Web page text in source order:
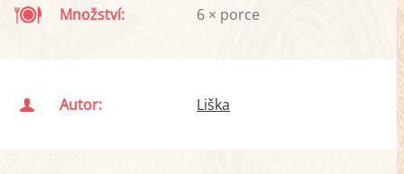
Množství: 6 × porce
Autor: Liška